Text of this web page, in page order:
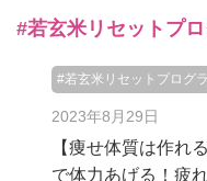
#若玄米リセットプ
#若玄米リセットプログ
2023年8月29日
【痩せ体質は作れ
で体力あげる！疲